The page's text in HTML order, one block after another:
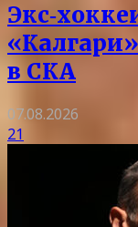
в СКА
07.08.2026
21